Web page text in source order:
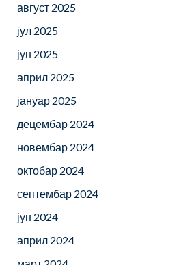
август 2025
јул 2025
јун 2025
април 2025
јануар 2025
децембар 2024
новембар 2024
октобар 2024
септембар 2024
јун 2024
април 2024